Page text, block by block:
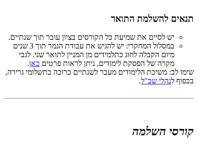
תנאים להשלמת התואר
יש לסיים את שמיעת כל הקורסים בציון עובר תוך שנתיים.
במסלול המחקרי: יש להגיש את עבודת הגמר תוך 3 שנים
מיום הקבלה לחוג כתלמידים מן המניין לתואר שני. לגבי
מקרה של הפסקת לימודים, ניתן לראות פרטים כאן.
שימו לב: משיכת הלימודים מעבר לשנתיים כרוכה בתשלומי גרירה,
בכפוף לנהלי שכ"ל.
קורסי השלמה